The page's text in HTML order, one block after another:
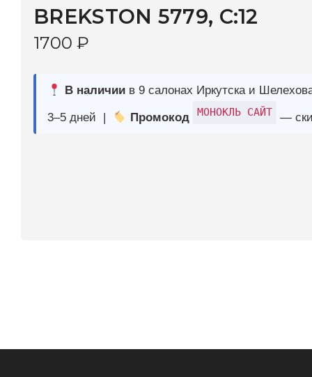
3–5 дней | Промокод — скидка 10%